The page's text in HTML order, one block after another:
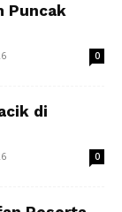
Puncak
0
di
0